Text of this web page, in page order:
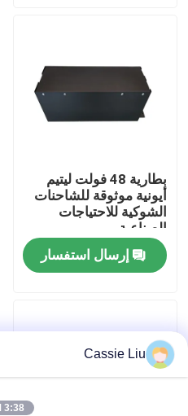
جولة في المعمل
اطلب اقتباس
بطارية الليثيوم رافعة شوكية
48 فولت بطارية ليثيوم أيون لفورت
بطارية 48 فولت ليتيم
أيونية موثوقة للشاحنات
الشوكية للاحتياجات
الصناعية
إرسال استفسار
Cassie Liu
3:38 PM